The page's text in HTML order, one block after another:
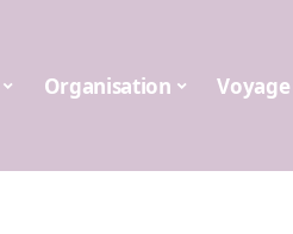
Organisation Voyage